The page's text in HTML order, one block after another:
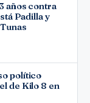
años contra
Padilla y
político
de Kilo 8 en